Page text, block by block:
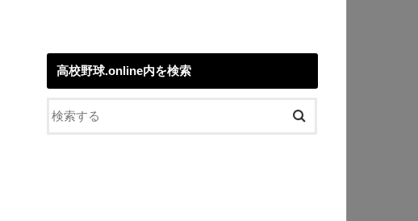
高校野球.online内を検索